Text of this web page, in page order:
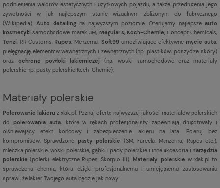
podniesienia walorów estetycznych i użytkowych pojazdu, a także przedłużenia jego
żywotności w jak najlepszym stanie wizualnym zbliżonym do fabrycznego
(Wikipedia). Auto detailingna najwyższym poziomie. Oferujemy najlepszeauto
kosmetykisamochodowe marek 3M, Meguiar's Koch-Chemie , Concept Chemicals,
Tenzi , RR Customs, Rupes , Menzerna, Soft99umożliwiające efektywne mycie auta
pielęgnację elementów wewnętrznych i zewnętrznych (np. plastików, poszyć ze skóry)
oraz ochronę powłoki lakierniczej (np. woski samochodowe oraz materiały
polerskie np. pasty polerskie Koch-Chemie).
Materiały polerskie
Polerowanie lakieru z xlak.pl. Poznaj ofertę najwyższej jakości materiałów polerskich
dopolerowania auta , które w rękach profesjonalisty zapewniają długotrwały i
olśniewający efekt końcowy i zabezpieczenie lakieru na lata. Poleruj bez
kompromisów. Sprawdzone pasty polerskie (3M, Farecla, Menzerna, Rupes etc.),
mleczka polerskie, woski polerskie, gąbki i pady polerskie i inne akcesoria i narzędzia
polerskie (polerki elektryczne Rupes Skorpio III). Materiały polerskie w xlak.pl to
sprawdzona chemia, która dzięki profesjonalnemu i umiejętnemu zastosowaniu
sprawi, że lakier Twojego auta będzie jak nowy.